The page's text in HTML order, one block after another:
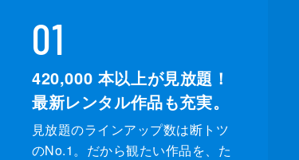
01
420,000 本以上が見放題！
最新レンタル作品も充実。
見放題のラインアップ数は断トツ
のNo.1。だから観たい作品を、た